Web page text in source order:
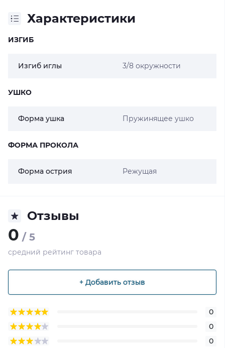
Характеристики
ИЗГИБ
Изгиб иглы 3/8 окружности
УШКО
Форма ушка Пружинящее ушко
ФОРМА ПРОКОЛА
Форма острия Режущая
Отзывы
0 / 5
средний рейтинг товара
+ Добавить отзыв
0
0
0